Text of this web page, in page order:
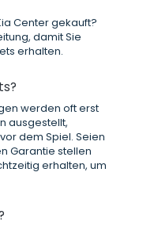
Center gekauft?
damit Sie
erhalten.
werden oft erst
ausgestellt,
dem Spiel. Seien
Garantie stellen
erhalten, um